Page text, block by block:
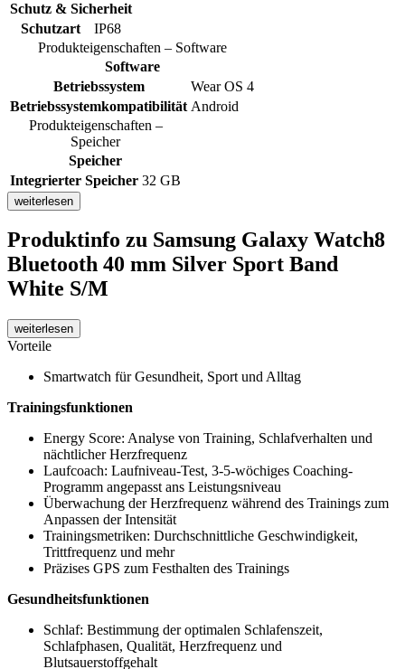
Schutz & Sicherheit
Schutzart
IP68
Produkteigenschaften – Software
Software
Betriebssystem
Wear OS 4
Betriebssystemkompatibilität Android
Produkteigenschaften –
Speicher
Speicher
Integrierter Speicher 32 GB
weiterlesen
Produktinfo zu Samsung Galaxy Watch8
Bluetooth 40 mm Silver Sport Band
White S/M
weiterlesen
Vorteile
Smartwatch für Gesundheit, Sport und Alltag
Trainingsfunktionen
Energy Score: Analyse von Training, Schlafverhalten und
nächtlicher Herzfrequenz
Laufcoach: Laufniveau-Test, 3-5-wöchiges Coaching-
Programm angepasst ans Leistungsniveau
Überwachung der Herzfrequenz während des Trainings zum
Anpassen der Intensität
Trainingsmetriken: Durchschnittliche Geschwindigkeit,
Trittfrequenz und mehr
Präzises GPS zum Festhalten des Trainings
Gesundheitsfunktionen
Schlaf: Bestimmung der optimalen Schlafenszeit,
Schlafphasen, Qualität, Herzfrequenz und
Blutsauerstoffgehalt